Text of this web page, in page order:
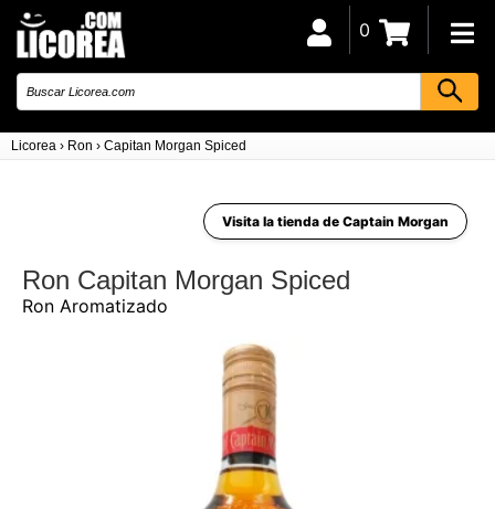
Licorea › Ron › Capitan Morgan Spiced
0
Visita la tienda de Captain Morgan
Ron Capitan Morgan Spiced
Ron Aromatizado